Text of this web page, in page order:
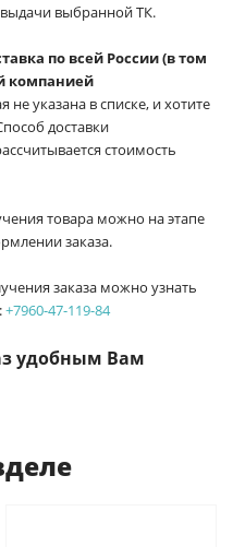
выбранной ТК.
по всей России (в том
компанией
не указана в списке, и хотите
доставки
стоимость
товара можно на этапе
заказа.
заказа можно узнать
+7960-47-119-84
удобным Вам
Данный вид